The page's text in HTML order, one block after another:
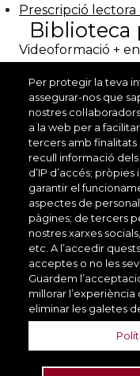
Prescripció lectora
Biblioteca
Videoformació +
Gerència
ques
Tècniques de
pública
Biblioteca
Presencial
12.00 h
Gerència
ques
Direcció de
Travessera de les
Per protegir la teva
assegurar-nos que
nostres
a la web per a
tercers amb finalitats
recull informació
d’IP d’accés;
garantir el
aspectes de
pàgines; de tercers
nostres xarxes
etc. A l’accedir
acceptes o no les
Guardem
millorar
eliminar les galetes